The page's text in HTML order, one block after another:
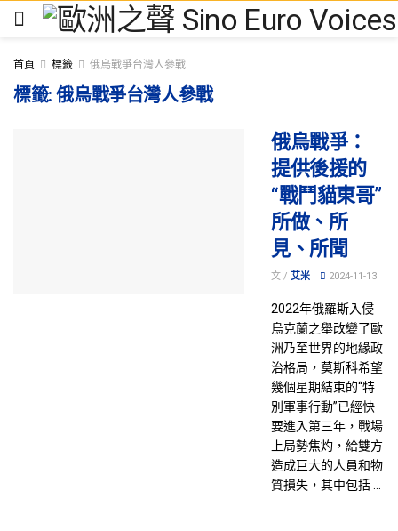
首頁 標籤 俄烏戰爭台灣人參戰
標籤:俄烏戰爭台灣人參戰
俄烏戰爭：
提供後援的
“戰鬥貓東哥”
所做、所
見、所聞
文 / 艾米 2024-11-13
2022年俄羅斯入侵
烏克蘭之舉改變了歐
洲乃至世界的地緣政
治格局，莫斯科希望
幾個星期結束的“特
別軍事行動”已經快
要進入第三年，戰場
上局勢焦灼，給雙方
造成巨大的人員和物
質損失，其中包括 ...